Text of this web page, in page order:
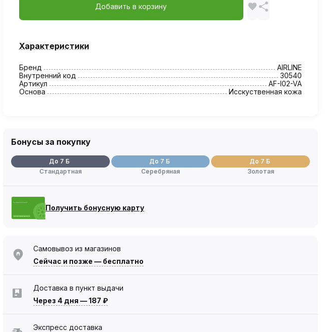
Добавить в корзину
Характеристики
Бренд
AIRLINE
Внутренний код
30540
Артикул
AF-I02-VA
Основа
Исскуственная кожа
Бонусы за покупку
До 7 Б
Стандартная
До 7 Б
Серебряная
До 7 Б
Золотая
Получить бонусную карту
Самовывоз из магазинов
Сейчас и позже — бесплатно
Доставка в пункт выдачи
Через 4 дня —187 ₽
Экспресс доставка